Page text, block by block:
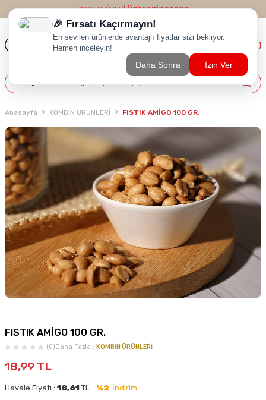
2500 TL ÜZERİÜCRETSİZ KARGO
0)
Anasayfa KOMBİN ÜRÜNLERİ FISTIK AMİGO 100 GR.
FISTIK AMİGO 100 GR.
(0) Daha Fazla : KOMBİN ÜRÜNLERİ
18,99 TL
Havale Fiyatı : 18,61 TL %2 İndirim